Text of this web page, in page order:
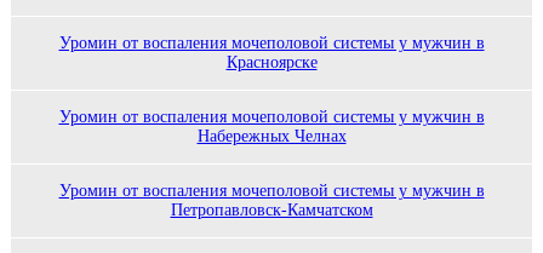
Уромин от воспаления мочеполовой системы у мужчин в
Красноярске
Уромин от воспаления мочеполовой системы у мужчин в
Набережных Челнах
Уромин от воспаления мочеполовой системы у мужчин в
Петропавловск-Камчатском